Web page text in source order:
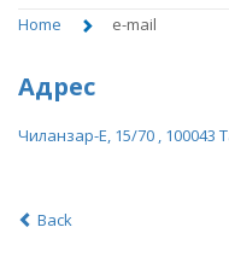
Home e-mail
Адрес
Чиланзар-E, 15/70 , 100043
Back